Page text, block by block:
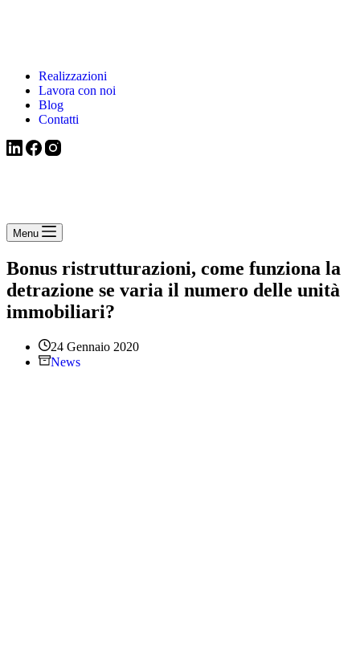
Realizzazioni
Lavora con noi
Blog
Contatti
Menu
Bonus ristrutturazioni, come funziona la
detrazione se varia il numero delle unità
immobiliari?
24 Gennaio 2020
News